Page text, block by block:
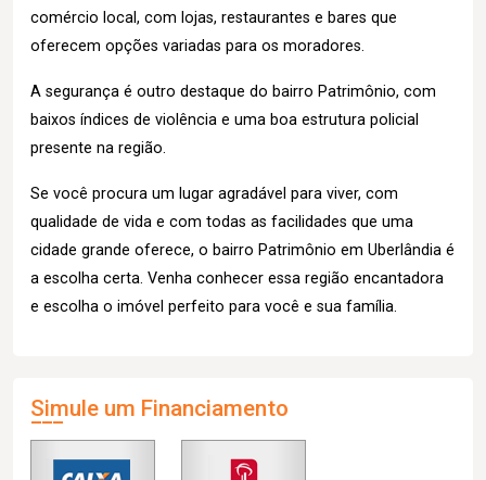
comércio local, com lojas, restaurantes e bares que
oferecem opções variadas para os moradores.
A segurança é outro destaque do bairro Patrimônio, com
baixos índices de violência e uma boa estrutura policial
presente na região.
Se você procura um lugar agradável para viver, com
qualidade de vida e com todas as facilidades que uma
cidade grande oferece, o bairro Patrimônio em Uberlândia é
a escolha certa. Venha conhecer essa região encantadora
e escolha o imóvel perfeito para você e sua família.
Simule um Financiamento